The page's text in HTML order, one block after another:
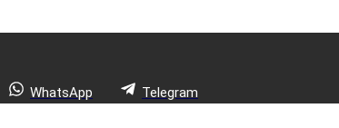
WhatsApp Telegram